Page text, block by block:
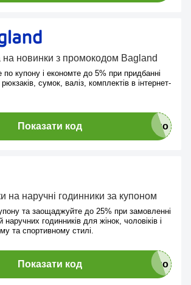
новинки з промокодом Bagland
купону і економте до 5% при придбанні
сумок, валіз, комплектів в інтернет-
Показати код
на наручні годинники за купоном
та заощаджуйте до 25% при замовленні
годинників для жінок, чоловіків і
та спортивному стилі.
Показати код